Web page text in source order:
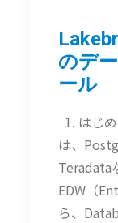
のデ
ール
1. はじ
は、
Teradata
EDW（
ら、